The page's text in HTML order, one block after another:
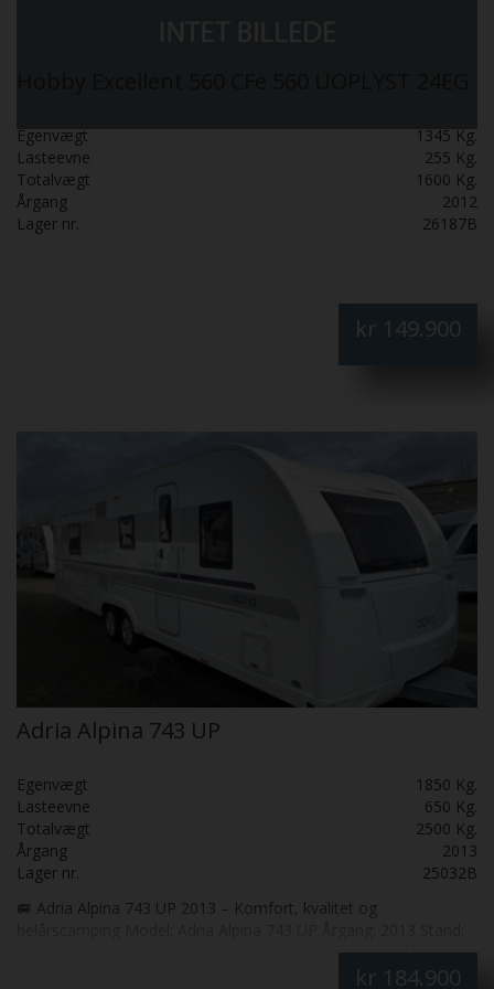
Egenvægt
1345 Kg.
Lasteevne
255 Kg.
Totalvægt
1600 Kg.
Årgang
2012
Lager nr.
26187B
kr 149.900
Adria Alpina 743 UP
Egenvægt
1850 Kg.
Lasteevne
650 Kg.
Totalvægt
2500 Kg.
Årgang
2013
Lager nr.
25032B
🚐 Adria Alpina 743 UP 2013 – Komfort, kvalitet og
Velholdt brugt campingvogn Luksuriøs og rummelig helårsvogn
Adria Alpina 743 UP er en eksklusiv og yderst komfortabel
kr 184.900